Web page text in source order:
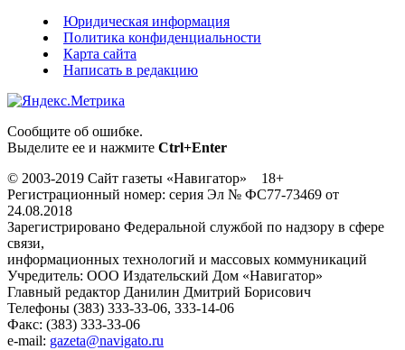
Юридическая информация
Политика конфиденциальности
Карта сайта
Написать в редакцию
Сообщите об ошибке.
Выделите ее и нажмите Ctrl+Enter
© 2003-2019 Сайт газеты «Навигатор» 18+
Регистрационный номер: серия Эл № ФС77-73469 от
24.08.2018
Зарегистрировано Федеральной службой по надзору в сфере
связи,
информационных технологий и массовых коммуникаций
Учредитель: ООО Издательский Дом «Навигатор»
Главный редактор Данилин Дмитрий Борисович
Телефоны (383) 333-33-06, 333-14-06
Факс: (383) 333-33-06
e-mail: gazeta@navigato.ru